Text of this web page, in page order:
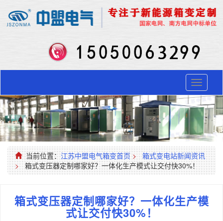
Toggle
当前位置：江苏中盟电气箱变首页 >
箱式变电站新闻资讯
> 箱式变压器定制哪家好？一体化生产模式让交付快30%！
箱式变压器定制哪家好？一体化生产模
式让交付快30%！